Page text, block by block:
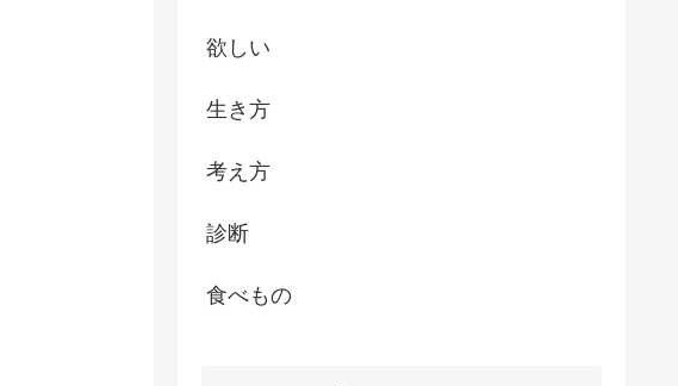
欲しい
生き方
考え方
診断
食べもの